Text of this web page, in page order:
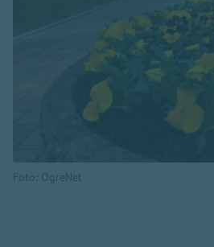
Foto: OgreNet